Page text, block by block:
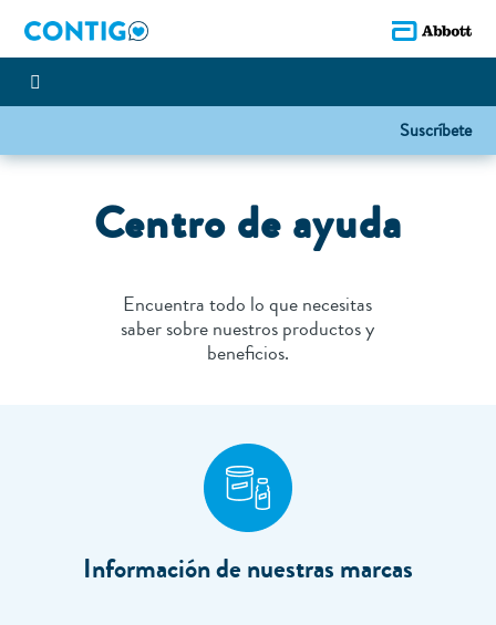
Suscríbete
Centro de ayuda
Encuentra todo lo que necesitas
saber sobre nuestros productos y
beneficios.
Información de nuestras marcas